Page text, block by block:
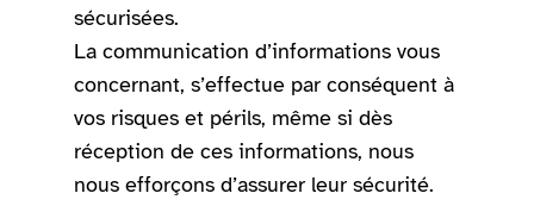
sécurisées.
La communication d’informations vous
concernant, s’effectue par conséquent à
vos risques et périls, même si dès
réception de ces informations, nous
nous efforçons d’assurer leur sécurité.